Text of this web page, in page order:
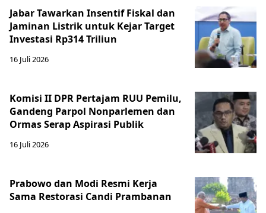
Jabar Tawarkan Insentif Fiskal dan
Jaminan Listrik untuk Kejar Target
Investasi Rp314 Triliun
16 Juli 2026
Komisi II DPR Pertajam RUU Pemilu,
Gandeng Parpol Nonparlemen dan
Ormas Serap Aspirasi Publik
16 Juli 2026
Prabowo dan Modi Resmi Kerja
Sama Restorasi Candi Prambanan